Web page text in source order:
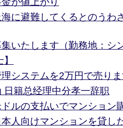
に避難してくるとのうわ
いたします（勤務地：シ
システムを2万円で売り
日籍总经理中分孝一辞职
ルの支払いでマンション
人向けマンションを貸し